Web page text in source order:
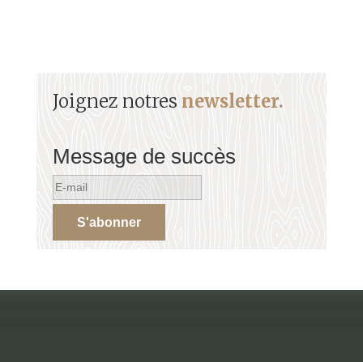
Joignez notres newsletter.
Message de succès
S'abonner